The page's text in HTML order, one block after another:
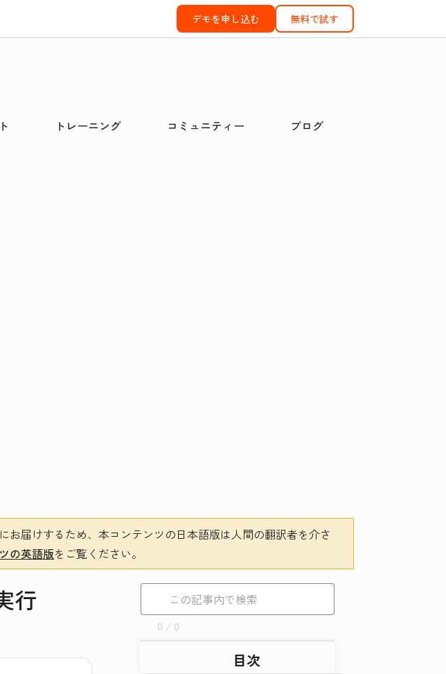
デモを申し込む 無料で試す
トレーニング コミュニティー ブログ
お届けするため、本コンテンツの日本語版は人間の翻訳者を介さ
の英語版をご覧ください。
行
0 / 0
目次